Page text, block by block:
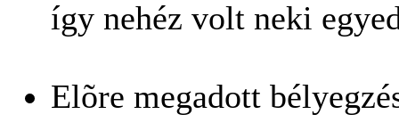
így nehéz volt neki
Elõre megadott